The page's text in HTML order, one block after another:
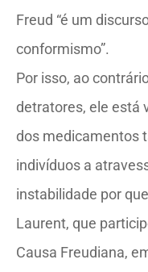
Freud “é um
conformismo”.
Por isso, ao
detratores, ele está
dos medicamentos
indivíduos a
instabilidade por
Laurent, que
Causa Freudiana,